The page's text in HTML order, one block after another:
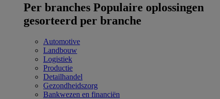
Per branches Populaire oplossingen
gesorteerd per branche
Automotive
Landbouw
Logistiek
Productie
Detailhandel
Gezondheidszorg
Bankwezen en financiën